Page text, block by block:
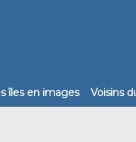
îles en images Voisins